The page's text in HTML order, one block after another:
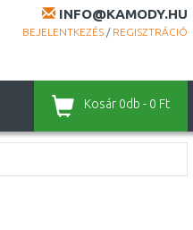
INFO@KAMODY.HU
BEJELENTKEZÉS / REGISZTRÁCIÓ
Kosár 0db - 0 Ft